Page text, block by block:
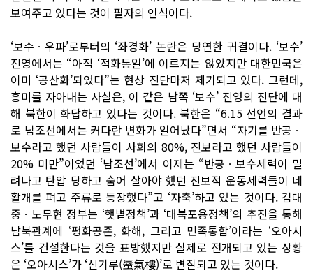
보여주고 있다는 것이 필자의 인식이다.
‘보수ㆍ우파’로부터의 ‘좌경화’ 논란은 당연한 귀결이다. ‘보수’
진영에서는 “아직 ‘적화통일’에 이르지는 않았지만 대한민국은
이미 ‘공산화’되었다”는 현상 진단마저 제기되고 있다. 그런데,
흥미를 자아내는 사실은, 이 같은 남쪽 ‘보수’ 진영의 진단에 대
해 북한이 화답하고 있다는 것이다. 북한은 “6.15 선언의 결과
로 남조선에서는 커다란 변화가 일어났다”면서 “자기를 반공ㆍ
보수라고 했던 사람들이 사회의 80%, 진보라고 했던 사람들이
20% 미만”이었던 ‘남조선’에서 이제는 “반공ㆍ보수세력이 밀
려나고 탄압 당하고 숨어 살아야 했던 진보적 운동세력들이 네
활개를 펴고 주류로 등장했다”고 ‘자축’하고 있는 것이다. 김대
중ㆍ노무현 정부는 ‘햇볕정책’과 ‘대북포용정책’의 추진을 통해
남북관계에 ‘평화공존, 화해, 그리고 민족통합’이라는 ‘오아시
스’를 건설한다는 것을 표방했지만 실제로 전개되고 있는 상황
은 ‘오아시스’가 ‘신기루(蜃氣樓)’로 변질되고 있는 것이다.